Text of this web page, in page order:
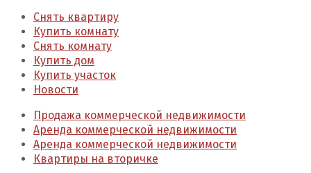
Снять квартиру
Купить комнату
Снять комнату
Купить дом
Купить участок
Новости
Продажа коммерческой недвижимости
Аренда коммерческой недвижимости
Аренда коммерческой недвижимости
Квартиры на вторичке